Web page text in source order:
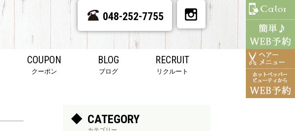
048-252-7755
COUPON
クーポン
BLOG
ブログ
RECRUIT
リクルート
CATEGORY